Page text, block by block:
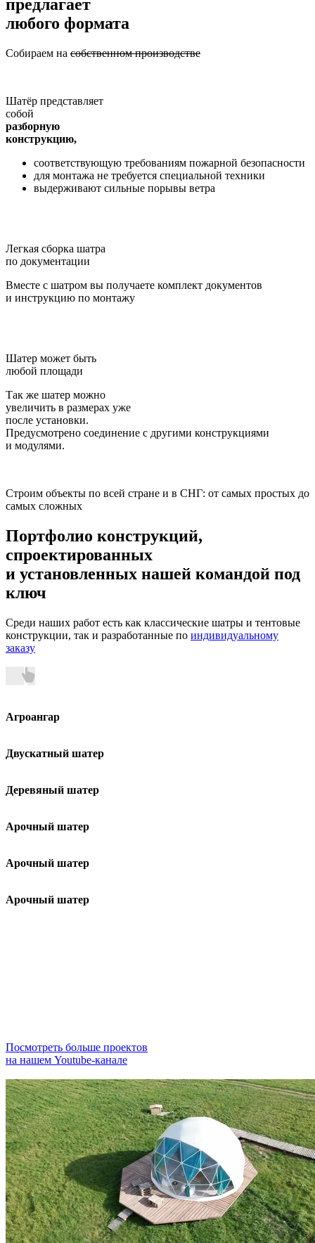
предлагает
любого формата
Собираем на собственном производстве
Шатёр представляет
собой
разборную
конструкцию,
соответствующую требованиям пожарной безопасности
для монтажа не требуется специальной техники
выдерживают сильные порывы ветра
Легкая сборка шатра
по документации
Вместе с шатром вы получаете комплект документов
и инструкцию по монтажу
Шатер может быть
любой площади
Так же шатер можно
увеличить в размерах уже
после установки.
Предусмотрено соединение с другими конструкциями
и модулями.
Строим объекты по всей стране и в СНГ: от самых простых до
самых сложных
Портфолио конструкций,
спроектированных
и установленных нашей командой под
ключ
Среди наших работ есть как классические шатры и тентовые
конструкции, так и разработанные по индивидуальному
заказу
Агроангар
Двускатный шатер
Деревяный шатер
Арочный шатер
Арочный шатер
Арочный шатер
Посмотреть больше проектов
на нашем Youtube-канале